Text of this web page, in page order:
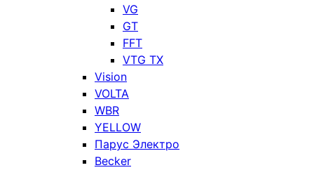
VG
GT
FFT
VTG TX
Vision
VOLTA
WBR
YELLOW
Парус Электро
Becker